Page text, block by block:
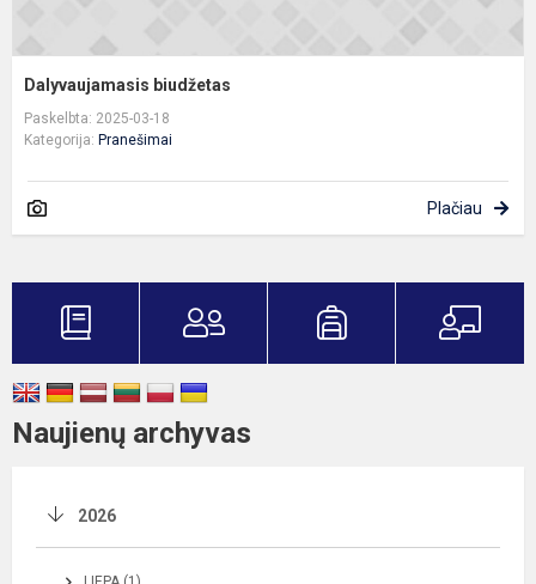
Dalyvaujamasis biudžetas
Paskelbta: 2025-03-18
Kategorija: Pranešimai
Plačiau
Naujienų archyvas
2026